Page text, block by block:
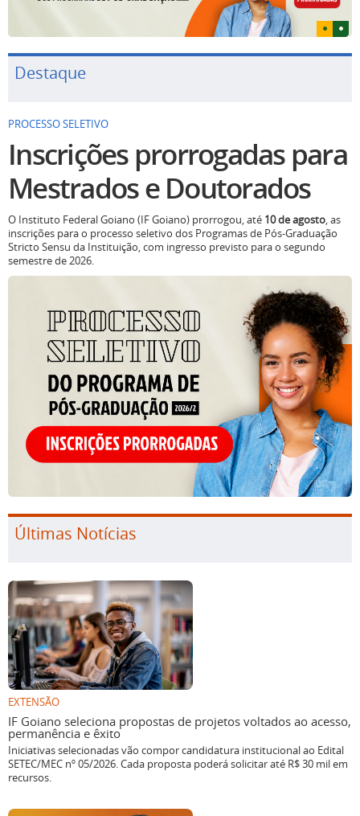
Destaque
PROCESSO SELETIVO
Inscrições prorrogadas para
Mestrados e Doutorados
O Instituto Federal Goiano (IF Goiano) prorrogou, até 10 de agosto, as
inscrições para o processo seletivo dos Programas de Pós-Graduação
Stricto Sensu da Instituição, com ingresso previsto para o segundo
semestre de 2026.
Últimas Notícias
EXTENSÃO
IF Goiano seleciona propostas de projetos voltados ao acesso,
permanência e êxito
Iniciativas selecionadas vão compor candidatura institucional ao Edital
SETEC/MEC nº 05/2026. Cada proposta poderá solicitar até R$ 30 mil em
recursos.